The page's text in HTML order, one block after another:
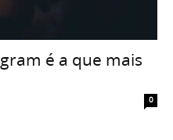
é a que mais
0